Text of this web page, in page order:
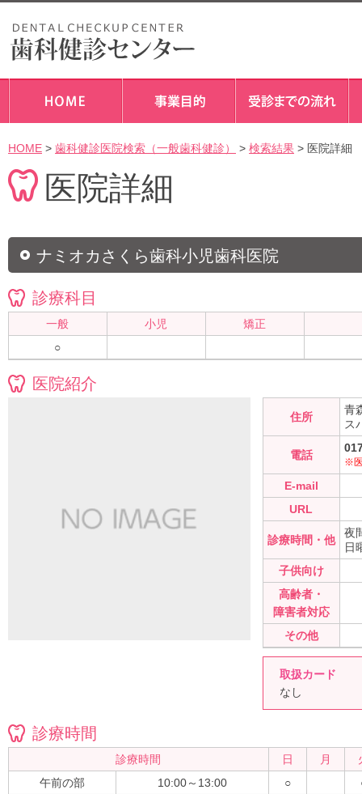
HOME > 歯科健診医院検索（一般歯科健診） > 検索結果 > 医院詳細
医院詳細
ナミオカさくら歯科小児歯科医院
診療科目
一般 小児
矯正
○
医院紹介
住所
青
ス
電話
※
E-mail
URL
診療時間・他
夜
日
子供向け
高齢者・
障害者対応
その他
取扱カード
なし
診療時間
診療時間 日 月
午前の部
10:00～13:00 ○